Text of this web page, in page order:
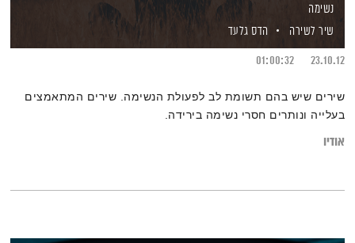
נשימה
שיר לשירה
הדס גלעד
23.10.12
01:00:32
שירים שיש בהם תשומת לב לפעולת הנשימה. שירים המתאמצים
בעלייה ונותרים חסרי נשימה בירידה.
אודיו